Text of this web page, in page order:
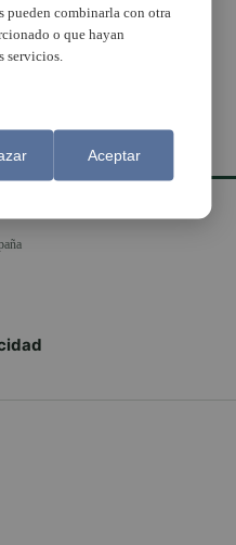
combinarla con otra
o que hayan
servicios.
Aceptar